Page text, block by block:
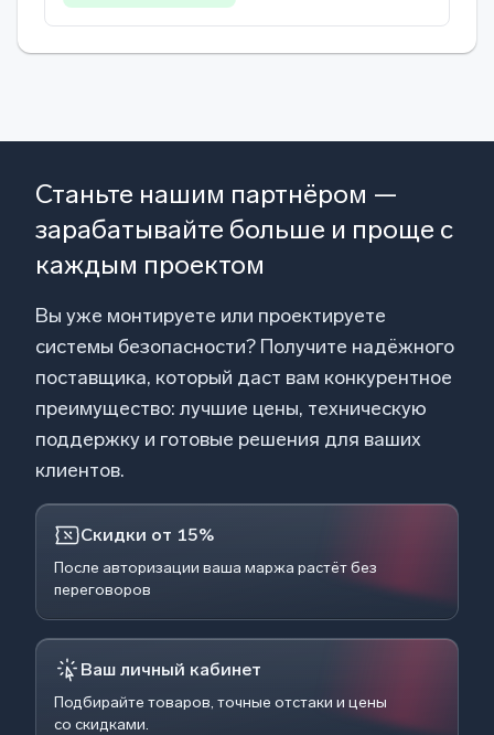
Станьте нашим партнёром —
зарабатывайте больше и проще с
каждым проектом
Вы уже монтируете или проектируете
системы безопасности? Получите надёжного
поставщика, который даст вам конкурентное
преимущество: лучшие цены, техническую
поддержку и готовые решения для ваших
клиентов.
Скидки от 15%
После авторизации ваша маржа растёт без
переговоров
Ваш личный кабинет
Подбирайте товаров, точные отстаки и цены
со скидками.